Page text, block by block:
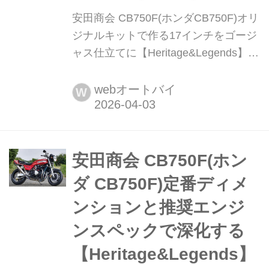
安田商会 CB750F(ホンダCB750F)オリ
ジナルキットで作る17インチをゴージ
ャス仕立てに【Heritage&Legends】
▶▶▶カスタムとメンテナンスのこと
ならヘリテイジ&レジェンズ handl-
CB750Fカスタム。セパレートハンド
ルで、CB750FC純正のグラフィックパ
ターンをダー...
W webオートバイ
安田商会 CB750F(ホン
ダ CB750F)定番ディメ
ンションと推奨エンジ
ンスペックで深化する
【Heritage&Legends】